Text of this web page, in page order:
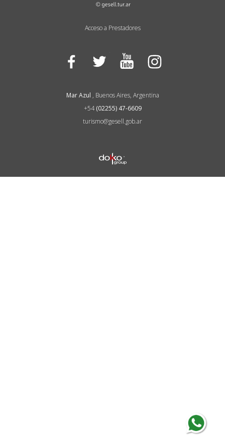
Acceso a Prestadores
Facebook Twitter YouTube
Mar Azul , Buenos Aires, Argentina
+54(02255) 47-6609
turismo@gesell.gob.ar